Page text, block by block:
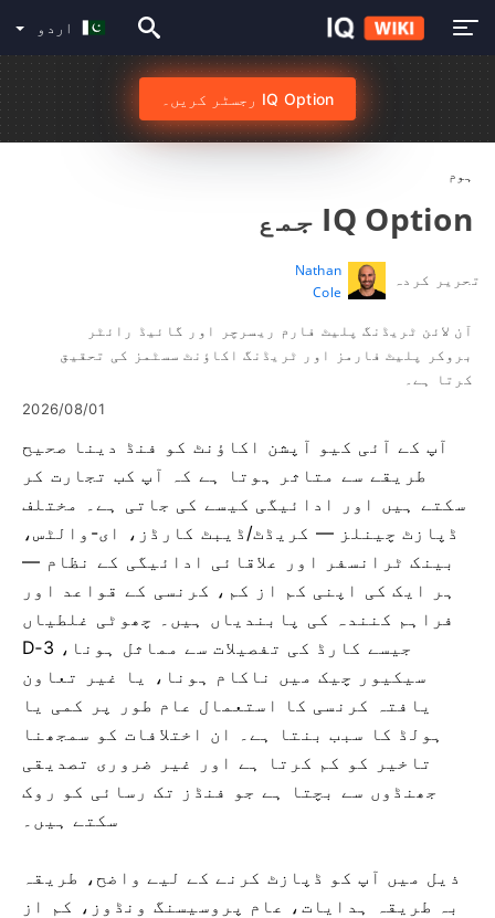
اردو
IQ Option رجسٹر کریں۔
ہوم
IQ Option جمع
تحریر کردہ
Nathan
Cole
آن لائن ٹریڈنگ پلیٹ فارم ریسرچر اور گائیڈ رائٹر
بروکر پلیٹ فارمز اور ٹریڈنگ اکاؤنٹ سسٹمز کی تحقیق
کرتا ہے۔
2026/08/01
آپ کے آئی کیو آپشن اکاؤنٹ کو فنڈ دینا صحیح
طریقے سے متاثر ہوتا ہے کہ آپ کب تجارت کر
سکتے ہیں اور ادائیگی کیسے کی جاتی ہے۔ مختلف
ڈپازٹ چینلز — کریڈٹ/ڈیبٹ کارڈز، ای-والٹس،
بینک ٹرانسفر اور علاقائی ادائیگی کے نظام —
ہر ایک کی اپنی کم از کم، کرنسی کے قواعد اور
فراہم کنندہ کی پابندیاں ہیں۔ چھوٹی غلطیاں
جیسے کارڈ کی تفصیلات سے مماثل ہونا، 3‑D
سیکیور چیک میں ناکام ہونا، یا غیر تعاون
یافتہ کرنسی کا استعمال عام طور پر کمی یا
ہولڈ کا سبب بنتا ہے۔ ان اختلافات کو سمجھنا
تاخیر کو کم کرتا ہے اور غیر ضروری تصدیقی
جھنڈوں سے بچتا ہے جو فنڈز تک رسائی کو روک
سکتے ہیں۔
ذیل میں آپ کو ڈپازٹ کرنے کے لیے واضح، طریقہ
بہ طریقہ ہدایات، عام پروسیسنگ ونڈوز، کم از